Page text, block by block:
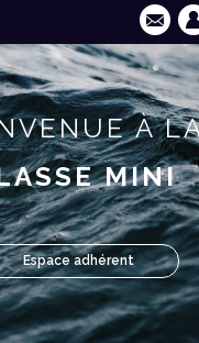
À
MINI
Espace adhérent